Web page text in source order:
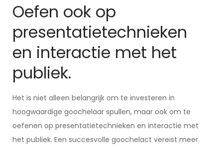
Oefen ook op
presentatietechnieken
en interactie met het
publiek.
Het is niet alleen belangrijk om te investeren in
hoogwaardige goochelaar spullen, maar ook om te
oefenen op presentatietechnieken en interactie met
het publiek. Een succesvolle goochelact vereist meer